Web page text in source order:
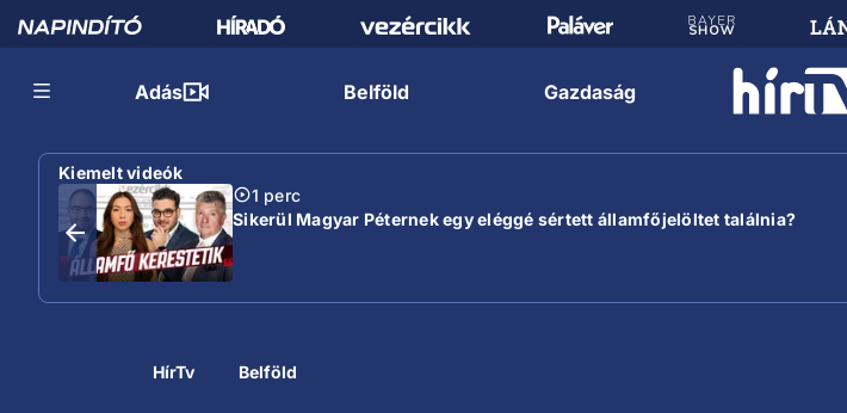
Adás Belföld Gazdaság
Kiemelt videók
1 perc
Sikerül Magyar Péternek egy eléggé sértett államfőjelöltet találnia?
HírTv Belföld